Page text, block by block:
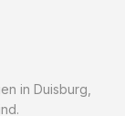
in Duisburg,